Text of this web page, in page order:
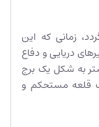
میلادی بازمی‌گردد، زمانی که این
دریایی و دفاع
به شکل یک برج
قلعه مستحکم و